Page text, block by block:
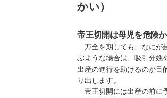
かい）
帝王切開は母児を危険
万全を期しても、なにが
ぶような場合は、吸引分娩
出産の進行を助けるのが目
り出します。
帝王切開には出産の前に